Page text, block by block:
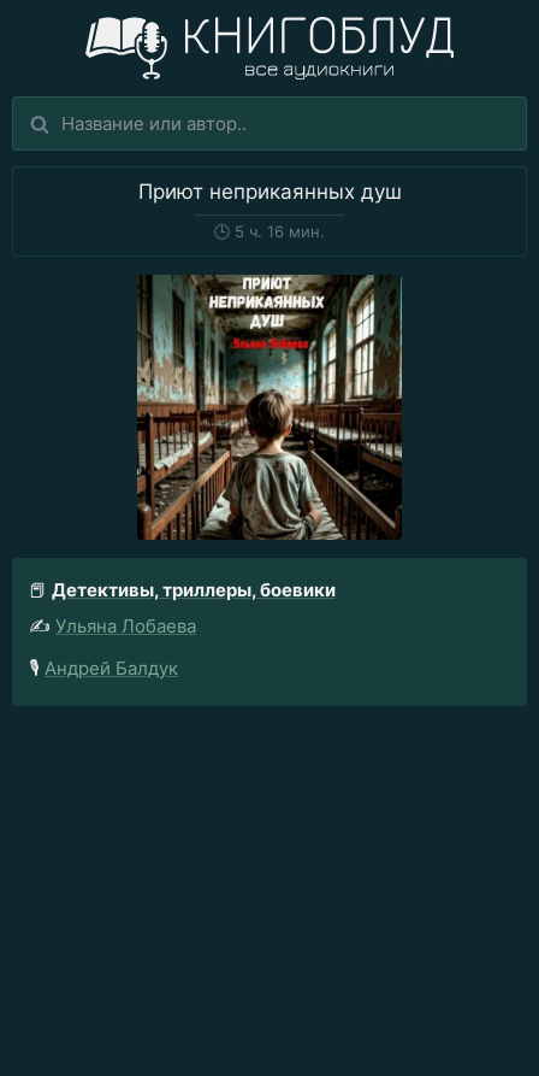
Приют неприкаянных душ
🕒 5 ч. 16 мин.
📕 Детективы, триллеры, боевики
✍️ Ульяна Лобаева
🎙️ Андрей Балдук